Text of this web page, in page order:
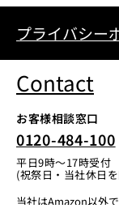
プライバシー
Contact
お客様相談窓口
0120-484-100
平日9時〜17時受付
(祝祭日・当社休日
当社はAmazon以外